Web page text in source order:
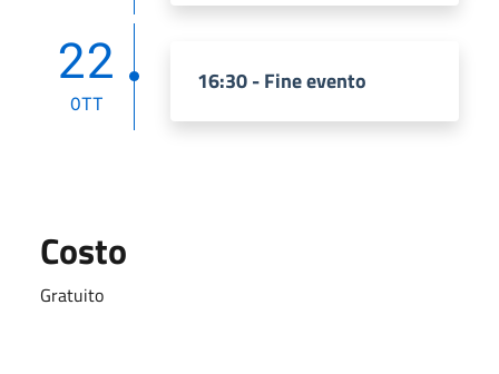
22
OTT
16:30 - Fine evento
Costo
Gratuito